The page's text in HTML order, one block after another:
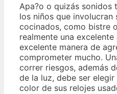
Apa?o o quizás sonidos
los niños que involucran
cocinados, como bistre
realmente una
excelente manera de
comprometer mucho.
correr riesgos, además
de la luz, debe ser
color de sus relojes